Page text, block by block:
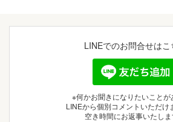
LINEでのお問合せはこ
※何かお聞きになりたいことが
LINEから個別コメントいただけ
空き時間にお返事いたしま